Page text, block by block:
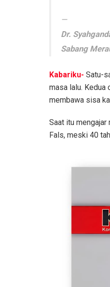
Dr.
Sabang
Kabariku- Satu-
masa lalu. Kedua
membawa sisa
Saat itu
Fals, meski 40